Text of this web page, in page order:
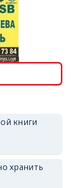
erid: 2SDnjcLUypt
книги
хранить